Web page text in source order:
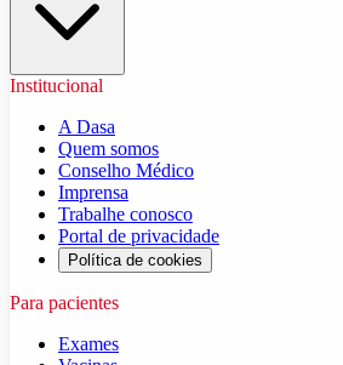
Institucional
A Dasa
Quem somos
Conselho Médico
Imprensa
Trabalhe conosco
Portal de privacidade
Política de cookies
Para pacientes
Exames